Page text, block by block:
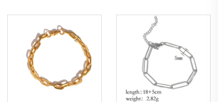
piges fødselsdagsgave
datter